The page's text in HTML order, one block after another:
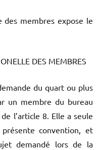
membres expose le
DES MEMBRES
du quart ou plus
un membre du bureau
l’article 8. Elle a seule
convention, et
demandé lors de la